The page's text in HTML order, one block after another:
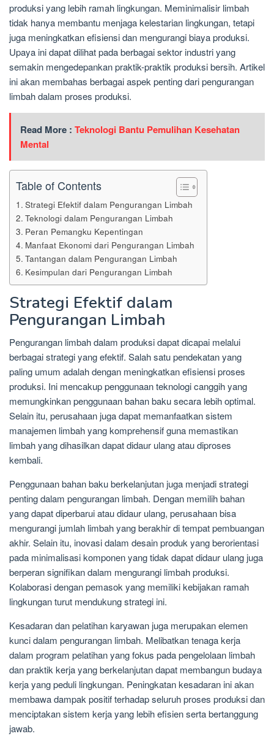
produksi yang lebih ramah lingkungan. Meminimalisir limbah
tidak hanya membantu menjaga kelestarian lingkungan, tetapi
juga meningkatkan efisiensi dan mengurangi biaya produksi.
Upaya ini dapat dilihat pada berbagai sektor industri yang
semakin mengedepankan praktik-praktik produksi bersih. Artikel
ini akan membahas berbagai aspek penting dari pengurangan
limbah dalam proses produksi.
Read More : Teknologi Bantu Pemulihan Kesehatan
Mental
Table of Contents
Strategi Efektif dalam Pengurangan Limbah
Teknologi dalam Pengurangan Limbah
Peran Pemangku Kepentingan
Manfaat Ekonomi dari Pengurangan Limbah
Tantangan dalam Pengurangan Limbah
Kesimpulan dari Pengurangan Limbah
Strategi Efektif dalam
Pengurangan Limbah
Pengurangan limbah dalam produksi dapat dicapai melalui
berbagai strategi yang efektif. Salah satu pendekatan yang
paling umum adalah dengan meningkatkan efisiensi proses
produksi. Ini mencakup penggunaan teknologi canggih yang
memungkinkan penggunaan bahan baku secara lebih optimal.
Selain itu, perusahaan juga dapat memanfaatkan sistem
manajemen limbah yang komprehensif guna memastikan
limbah yang dihasilkan dapat didaur ulang atau diproses
kembali.
Penggunaan bahan baku berkelanjutan juga menjadi strategi
penting dalam pengurangan limbah. Dengan memilih bahan
yang dapat diperbarui atau didaur ulang, perusahaan bisa
mengurangi jumlah limbah yang berakhir di tempat pembuangan
akhir. Selain itu, inovasi dalam desain produk yang berorientasi
pada minimalisasi komponen yang tidak dapat didaur ulang juga
berperan signifikan dalam mengurangi limbah produksi.
Kolaborasi dengan pemasok yang memiliki kebijakan ramah
lingkungan turut mendukung strategi ini.
Kesadaran dan pelatihan karyawan juga merupakan elemen
kunci dalam pengurangan limbah. Melibatkan tenaga kerja
dalam program pelatihan yang fokus pada pengelolaan limbah
dan praktik kerja yang berkelanjutan dapat membangun budaya
kerja yang peduli lingkungan. Peningkatan kesadaran ini akan
membawa dampak positif terhadap seluruh proses produksi dan
menciptakan sistem kerja yang lebih efisien serta bertanggung
jawab.